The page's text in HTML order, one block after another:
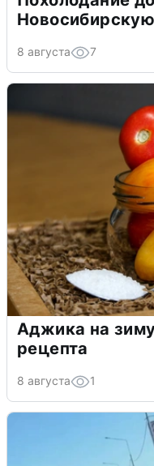
8 августа 7
Аджика на
рецепта
8 августа 1